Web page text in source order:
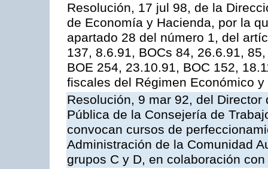
Resolución, 17 jul 98, de la
de Economía y Hacienda, por la
apartado 28 del número 1, del
137, 8.6.91, BOCs 84, 26.6.91,
BOE 254, 23.10.91, BOC 152,
fiscales del Régimen Económico
Resolución, 9 mar 92, del
Pública de la Consejería de
convocan cursos de
Administración de la Comunidad
grupos C y D, en colaboración